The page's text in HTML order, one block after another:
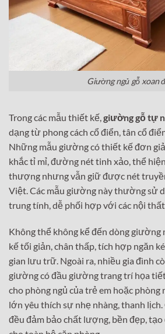
Giường ngủ gỗ xoan
Trong các mẫu thiết kế, giường gỗ tự
dạng từ phong cách cổ điển, tân cổ
Những mẫu giường có thiết kế đơn
khắc tỉ mỉ, đường nét tinh xảo, thể
thượng nhưng vẫn giữ được nét
Việt. Các mẫu giường này thường sử
trung tính, dễ phối hợp với các nội
Không thể không kể đến dòng
kế tối giản, chân thấp, tích hợp ngăn
gian lưu trữ. Ngoài ra, nhiều gia đình
giường có đầu giường trang trí họa
cho phòng ngủ của trẻ em hoặc phòng
lớn yêu thích sự nhẹ nhàng, thanh
đều đảm bảo chất lượng, bền đẹp,